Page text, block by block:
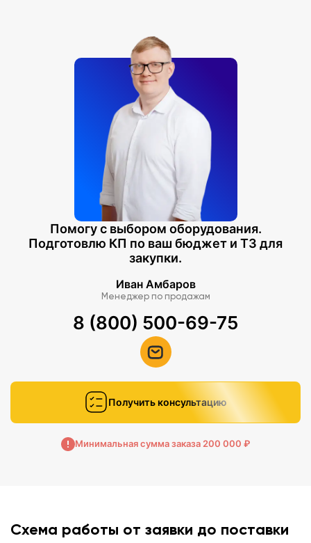
Помогу с выбором оборудования.
Подготовлю КП по ваш бюджет и ТЗ для
закупки.
Иван Амбаров
Менеджер по продажам
8 (800) 500-69-75
Получить консультацию
Минимальная сумма заказа 200 000 ₽
Схема работы от заявки до поставки